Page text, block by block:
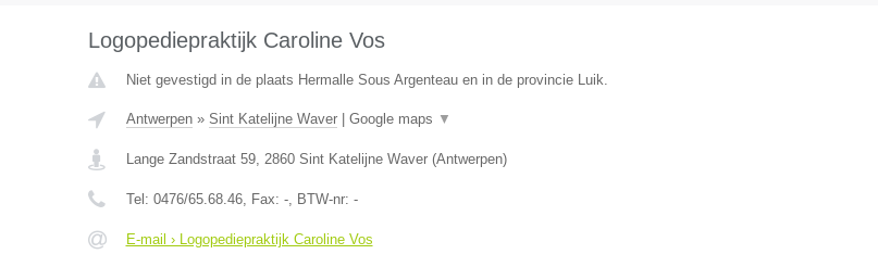
Logopediepraktijk Caroline Vos
Niet gevestigd in de plaats Hermalle Sous Argenteau en in de provincie Luik.
Antwerpen» Sint Katelijne Waver| Google maps ▼
Lange Zandstraat 59, 2860 Sint Katelijne Waver(Antwerpen)
Tel: 0476/65.68.46, Fax: -, BTW-nr: -
E-mail › Logopediepraktijk Caroline Vos